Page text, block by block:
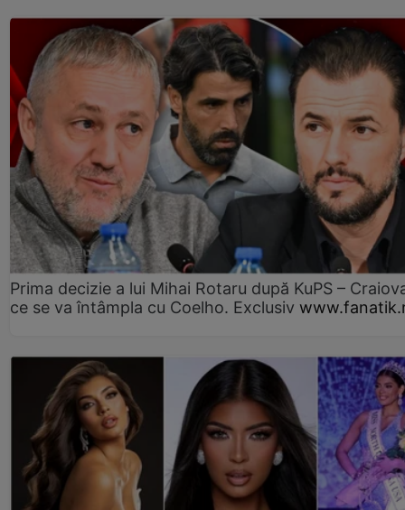
Prima decizie a lui Mihai Rotaru după KuPS –
ce se va întâmpla cu Coelho. Exclusiv